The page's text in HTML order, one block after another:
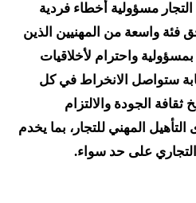
مسؤولية أخطاء فردية
واسعة من المهنيين الذين
واحترام لأخلاقيات
ستواصل الانخراط في كل
ثقافة الجودة والالتزام
المهني للتجار، بما يخدم
على حد سواء.